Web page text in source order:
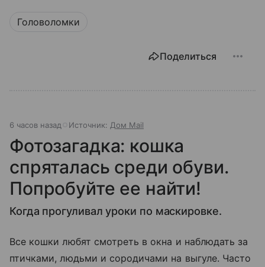
Головоломки
Поделиться
6 часов назад Источник: Дом Mail
Фотозагадка: кошка
спряталась среди обуви.
Попробуйте ее найти!
Когда прогуливал уроки по маскировке.
Все кошки любят смотреть в окна и наблюдать за
птичками, людьми и сородичами на выгуле. Часто